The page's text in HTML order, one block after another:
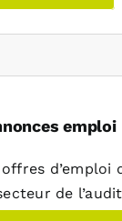
emploi
d’emploi
de